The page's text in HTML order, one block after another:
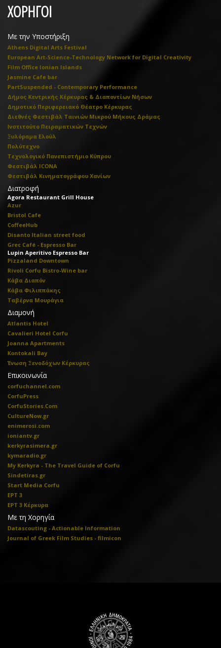
ΧΟΡΗΓΟΙ
Με την Υποστήριξη
Athens Digital Arts Festival
European Art-Science-Technology Network for Digital Creativity
Film Office Ionian Islands
Jasmine Cafe bar
PartSuspended - Contemporary Performance
Δήμος Κεντρικής Κέρκυρας & Διαποντίων Νήσων
Δημοτικό Περιφερειακό Θέατρο Κέρκυρας
Διεθνές Φεστιβάλ Ταινιών Μικρού Μήκους Δράμας
Ινστιτούτο Πειραματικών Τεχνών
Ξυλόραμα Ελούλ
Πολύτεχνο
Τεχνολογικό Πανεπιστήμιο Κύπρου
Φεστιβάλ ICONA
Φεστιβάλ Κινηματογράφου Χανίων
Διατροφή
Agora Restaurant Grill House
Azur
Bristol Cafe
CoffeeHub
Disanto Italian street food
Grec Café - Espresso Bar
Lupin Aperitivo Espresso Bar
Pizzaland Downtown
Rivoli Corfu Bistro-Wine bar
Κάβα Διαπόν
Κάβα Φιλιππάκης
Ταβέρνα Μουράγια
Διαμονή
Atlantis Hotel
Cavalieri Hotel Corfu
Joanna Apartments
Kontokali Bay
Ένωση Ξενοδόχων Κέρκυρας
Επικοινωνία
corfuchannel.com
CorfuPress
CorfuStories.Com
CultureNow.gr
enimerosi.com
ioniantv.gr
kerkyrasimera.gr
kymaradio.gr
My Kerkyra - The Travel Guide of Corfu
Sindetiras.gr
Start Media Corfu
ΕΡΤ 3
ΕΡΤ 3 Κέρκυρα
Με τη Χορηγία
Datascouting - Actionable Information
Journal of Greek Film Studies - filmicon